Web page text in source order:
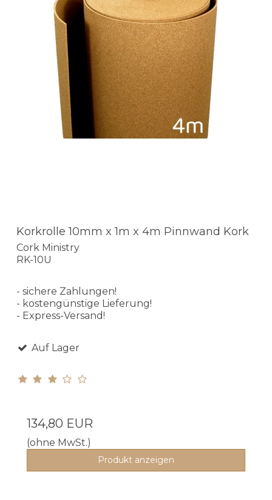
Korkrolle 10mm x 1m x 4m Pinnwand Kork
Cork Ministry
RK-10U
- sichere Zahlungen!
- kostengünstige Lieferung!
- Express-Versand!
Auf Lager
134,80 EUR
(ohne MwSt.)
Produkt anzeigen